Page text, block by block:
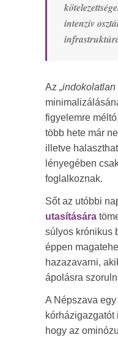
intenzív
Az „indokolatlan
figyelemre
több hete már
illetve
lényegében
foglalkoznak.
Sőt az utóbbi
utasítására
súlyos krónikus
éppen
hazazavarni,
ápolásra
A Népszava
kórházigazgatót
hogy az